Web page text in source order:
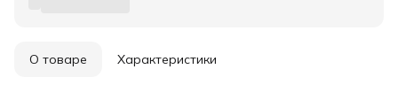
О товаре Характеристики